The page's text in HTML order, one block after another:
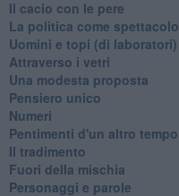
Il cacio con le pere
La politica come spettacolo
Uomini e topi (di laboratori)
Attraverso i vetri
Una modesta proposta
Pensiero unico
Numeri
Pentimenti d'un altro tempo
Il tradimento
Fuori della mischia
Personaggi e parole